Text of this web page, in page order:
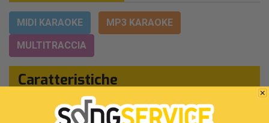
MIDI KARAOKE
MP3 KARAOKE
MULTITRACCIA
Caratteristiche
Interprete Originale:Arisa